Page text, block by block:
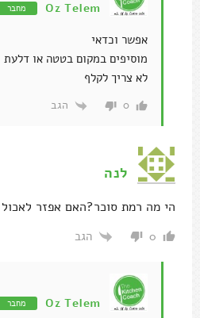
Oz Telem מחבר
אפשר וכדאי
מוסיפים במקום בטטה או דלעת
לא צריך לקלף
0 הגב
לנה
הי מה רמת סוכר?האם אפזר
0 הגב
Oz Telem מחבר